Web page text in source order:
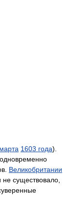
1603 года).
Великобритании
существовало,